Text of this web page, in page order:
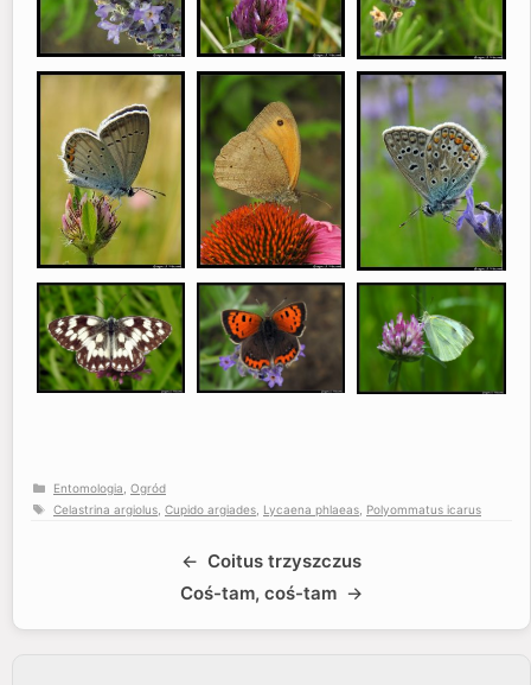
Kategorie
Entomologia Ogród
Tagi
Celastrina argiolus Cupido argiades Lycaena phlaeas Polyommatus icarus
Coitus trzyszczus
Coś-tam, coś-tam